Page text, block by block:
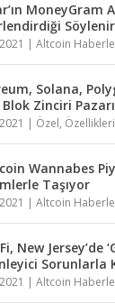
MoneyGram
|Altcoin
Solana,
Blok Zinciri
| Özel, Özellikleri
Wannabes
Taşıyor
|Altcoin
New Jersey’de
Sorunlarla
|Altcoin